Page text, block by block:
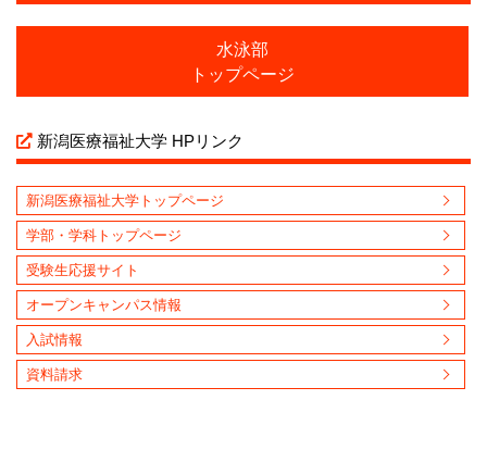
水泳部
トップページ
新潟医療福祉大学 HPリンク
新潟医療福祉大学トップページ
学部・学科トップページ
受験生応援サイト
オープンキャンパス情報
入試情報
資料請求